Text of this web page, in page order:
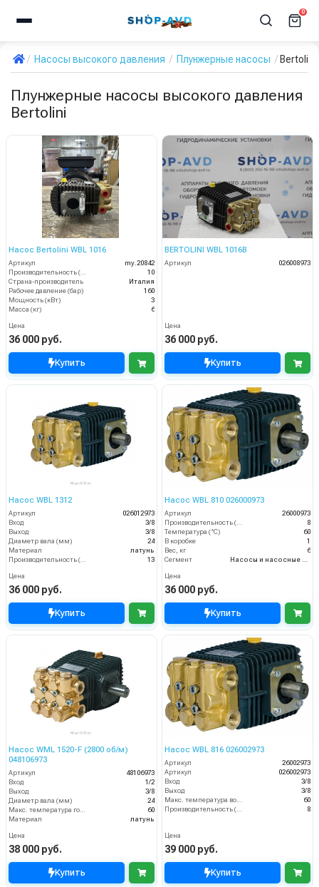
0
Насосы высокого давления Плунжерные насосы Bertolini
Плунжерные насосы высокого давления
Bertolini
Насос Bertolini WBL 1016
Артикул
my.20842
Производительность (л/мин)
10
Страна-производитель
Италия
Рабочее давление (бар)
160
Мощность (кВт)
3
Масса (кг)
6
Цена
36 000 руб.
Купить
BERTOLINI WBL 1016B
Артикул 026008973
Цена
36 000 руб.
Купить
Насос WBL 1312
Артикул
026012973
Вход
3/8
Выход
3/8
Диаметр вала (мм)
24
Материал
латунь
13
Цена
36 000 руб.
Купить
Насос WBL 810 026000973
Артикул
26000973
8
Температура (°C)
60
В коробке
1
Вес, кг
6
Сегмент
Цена
36 000 руб.
Купить
Насос WML 1520-F (2800 об/м)
048106973
Артикул
48106973
Вход
1/2
Выход
3/8
Диаметр вала (мм)
24
60
Материал
латунь
Цена
38 000 руб.
Купить
Насос WBL 816 026002973
Артикул
26002973
Артикул
026002973
Вход
3/8
Выход
3/8
60
8
Цена
39 000 руб.
Купить